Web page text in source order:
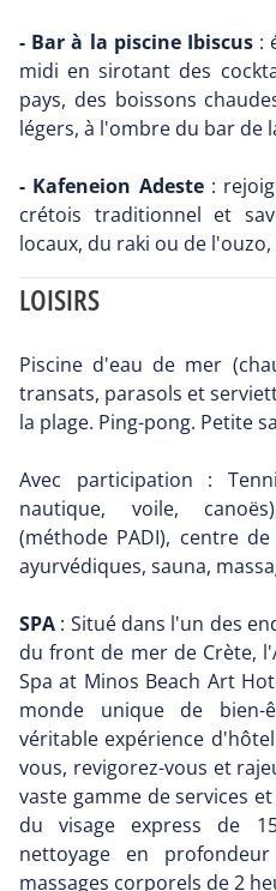
- Bar à la piscine Ibiscus :
midi en sirotant des
pays, des boissons
légers, à l'ombre du bar de
- Kafeneion Adeste :
crétois traditionnel et
locaux, du raki ou de
LOISIRS
Piscine d'eau de mer
transats, parasols et
la plage. Ping-pong. Petite
Avec participation :
nautique, voile,
(méthode PADI), centre
ayurvédiques, sauna,
SPA : Situé dans l'un des
du front de mer de Crète,
Spa at Minos Beach Art
monde unique de
véritable expérience
vous, revigorez-vous et
vaste gamme de services
du visage express de
nettoyage en
massages corporels de 2